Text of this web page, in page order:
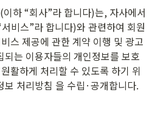
하 “회사”라 합니다)는, 자사에서
비스”라 합니다)와 관련하여 회원
스 제공에 관한 계약 이행 및 광고
되는 이용자들의 개인정보를 보호
활하게 처리할 수 있도록 하기 위
보 처리방침 을 수립·공개합니다.